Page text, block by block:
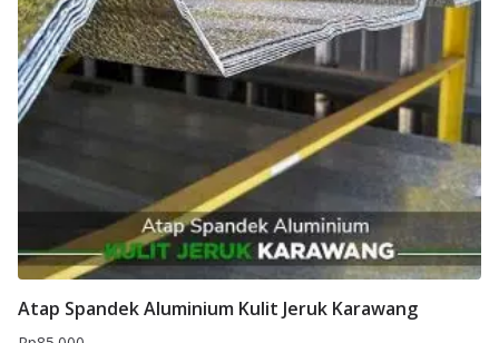
Atap Spandek Aluminium Kulit Jeruk Karawang